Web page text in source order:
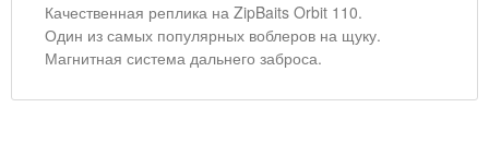
Качественная реплика на ZipBaits Orbit 110.
Один из самых популярных воблеров на щуку.
Магнитная система дальнего заброса.